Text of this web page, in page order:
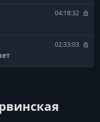
04:18:32
02:33:03